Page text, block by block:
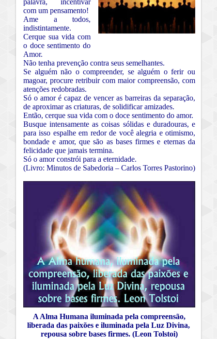
palavra, incentivar
com um pensamento!
Ame a todos,
indistintamente.
Cerque sua vida com
o doce sentimento do
Amor.
Não tenha prevenção contra seus semelhantes.
Se alguém não o compreender, se alguém o ferir ou
magoar, procure retribuir com maior compreensão, com
atenções redobradas.
Só o amor é capaz de vencer as barreiras da separação,
de aproximar as criaturas, de solidificar amizades.
Então, cerque sua vida com o doce sentimento do amor.
Busque intensamente as coisas sólidas e duradouras, e
para isso espalhe em redor de você alegria e otimismo,
bondade e amor, que são as bases firmes e eternas da
felicidade que jamais termina.
Só o amor constrói para a eternidade.
(Livro: Minutos de Sabedoria – Carlos Torres Pastorino)
A Alma Humana iluminada pela compreensão,
liberada das paixões e iluminada pela Luz Divina,
repousa sobre bases firmes. (Leon Tolstoi)